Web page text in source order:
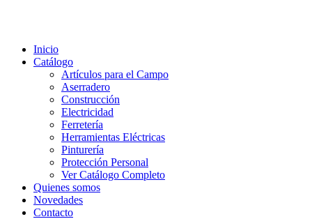
Inicio
Catálogo
Artículos para el Campo
Aserradero
Construcción
Electricidad
Ferretería
Herramientas Eléctricas
Pinturería
Protección Personal
Ver Catálogo Completo
Quienes somos
Novedades
Contacto